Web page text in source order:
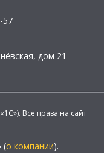
57
дом 21
Все права на сайт
(о компании).